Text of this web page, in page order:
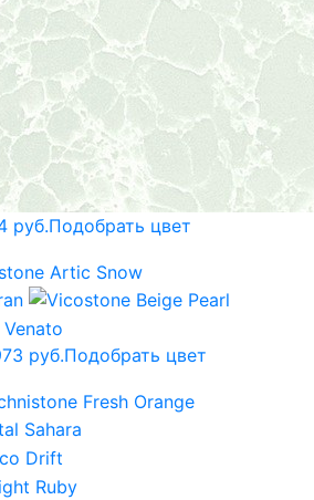
руб.Подобрать цвет
руб.Подобрать цвет